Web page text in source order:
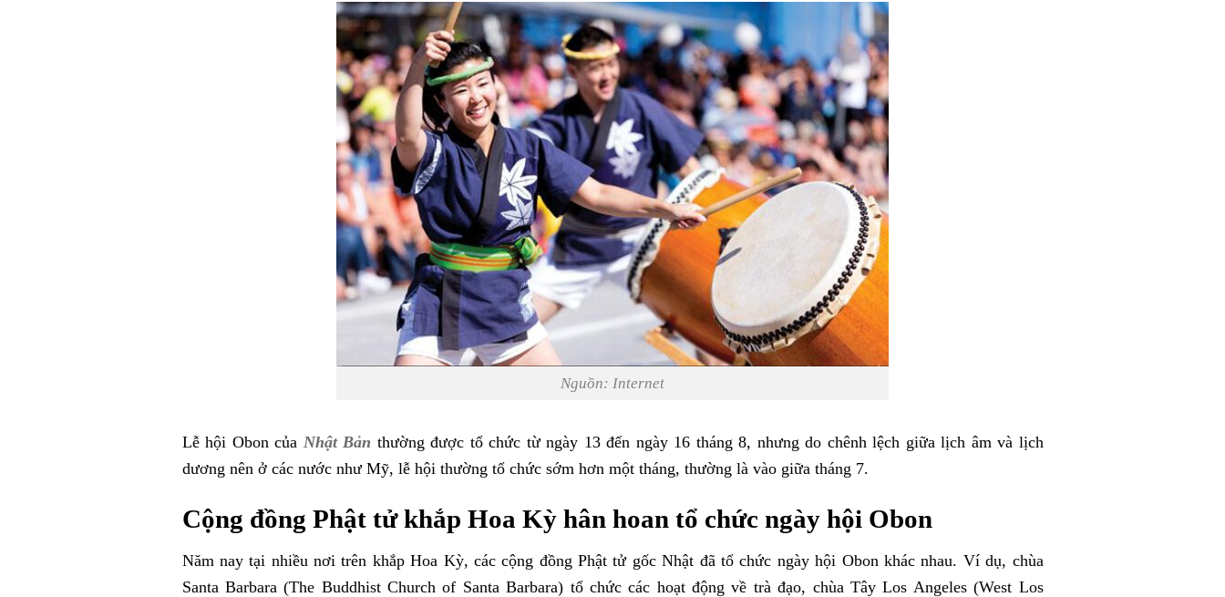
Nguồn: Internet
Lễ hội Obon của Nhật Bản thường được tổ chức từ ngày 13 đến ngày 16 tháng 8, nhưng do chênh lệch giữa lịch âm và lịch
dương nên ở các nước như Mỹ, lễ hội thường tổ chức sớm hơn một tháng, thường là vào giữa tháng 7.
Cộng đồng Phật tử khắp Hoa Kỳ hân hoan tổ chức ngày hội Obon
Năm nay tại nhiều nơi trên khắp Hoa Kỳ, các cộng đồng Phật tử gốc Nhật đã tổ chức ngày hội Obon khác nhau. Ví dụ, chùa
Santa Barbara (The Buddhist Church of Santa Barbara) tổ chức các hoạt động về trà đạo, chùa Tây Los Angeles (West Los